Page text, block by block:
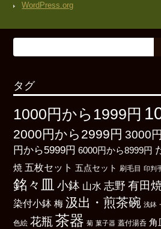
WordPress.org
タグ
1000円から1999円
2000円から2999円 3000
円から5999円 6000円から8999円
焼 五枚セット 五点セット 刷毛目 印判
銘々皿 小鉢 山水 志野 有田焼
染付小鉢 梅 汲出・煎茶碗 浅鉢
色絵 花瓶 茶器 菊 菓子器 蓋付湯呑 角